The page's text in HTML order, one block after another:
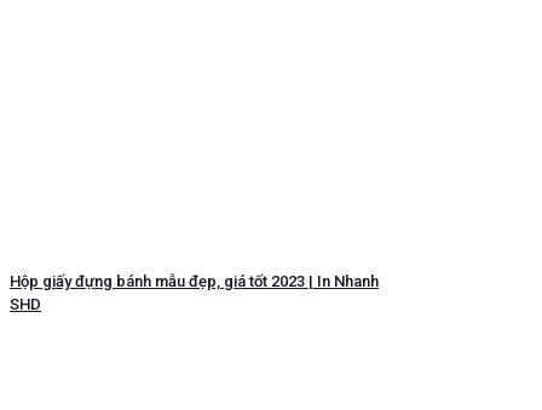
Hộp giấy đựng bánh mẫu đẹp, giá tốt 2023 | In Nhanh
SHD